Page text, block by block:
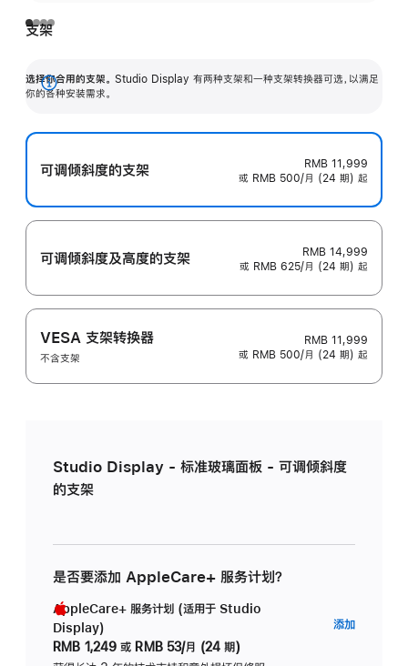
支架
选择你合用的支架。 Studio Display 有两种支架和一种支架转换器可选，以满足
你的各种安装需求。
展
可调倾斜度的支架
RMB 11,999
或 RMB 500/月 (24 期) 起
可调倾斜度及高‍度的支‍架
RMB 14,999
或 RMB 625/月 (24 期) 起
VESA 支架转换器
不含支架
RMB 11,999
或 RMB 500/月 (24 期) 起
Studio Display - 标准玻璃面板 - 可调倾斜度
的支架
是否要添加 AppleCare+ 服务计划？
AppleCare+ 服务计划 (适用于 Studio
Display)
RMB 1,249 或 RMB 53/月 (24 期)
添加